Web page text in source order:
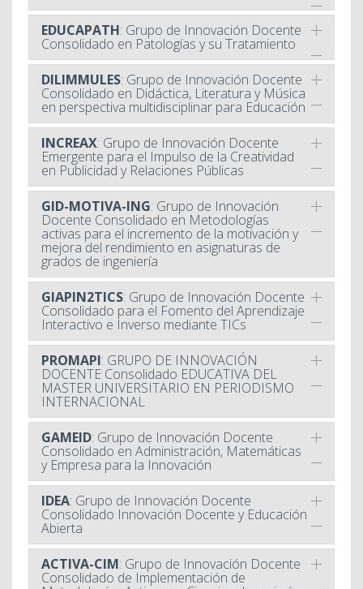
EDUCAPATH: Grupo de Innovación Docente
Consolidado en Patologías y su Tratamiento
DILIMMULES: Grupo de Innovación Docente
Consolidado en Didáctica, Literatura y Música
en perspectiva multidisciplinar para Educación
INCREAX: Grupo de Innovación Docente
Emergente para el Impulso de la Creatividad
en Publicidad y Relaciones Públicas
GID-MOTIVA-ING: Grupo de Innovación
Docente Consolidado en Metodologías
activas para el incremento de la motivación y
mejora del rendimiento en asignaturas de
grados de ingeniería
GIAPIN2TICS: Grupo de Innovación Docente
Consolidado para el Fomento del Aprendizaje
Interactivo e Inverso mediante TICs
PROMAPI: GRUPO DE INNOVACIÓN
DOCENTE Consolidado EDUCATIVA DEL
MASTER UNIVERSITARIO EN PERIODISMO
INTERNACIONAL
GAMEID: Grupo de Innovación Docente
Consolidado en Administración, Matemáticas
y Empresa para la Innovación
IDEA: Grupo de Innovación Docente
Consolidado Innovación Docente y Educación
Abierta
ACTIVA-CIM: Grupo de Innovación Docente
Consolidado de Implementación de